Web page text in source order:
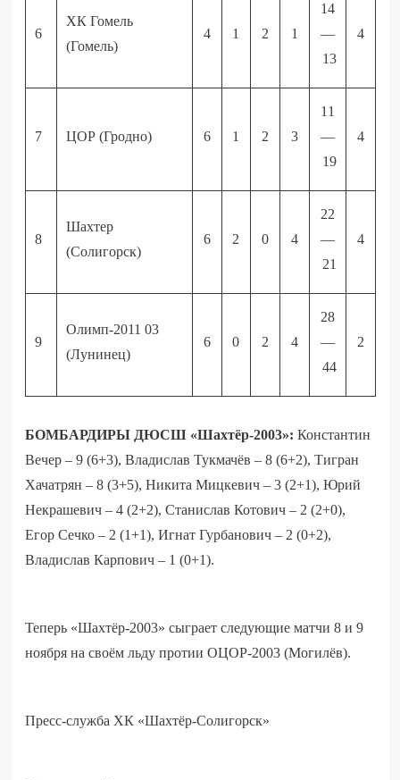
6
ХК Гомель
(Гомель)
4 1 2 1
14
—
13
4
7 ЦОР (Гродно) 6 1 2 3
11
—
19
4
8
Шахтер
(Солигорск)
6 2 0 4
22
—
21
4
9
Олимп-2011 03
(Лунинец)
6 0 2 4
28
—
44
2
БОМБАРДИРЫ ДЮСШ «Шахтёр-2003»: Константин
Вечер – 9 (6+3), Владислав Тукмачёв – 8 (6+2), Тигран
Хачатрян – 8 (3+5), Никита Мицкевич – 3 (2+1), Юрий
Некрашевич – 4 (2+2), Станислав Котович – 2 (2+0),
Егор Сечко – 2 (1+1), Игнат Гурбанович – 2 (0+2),
Владислав Карпович – 1 (0+1).
Теперь «Шахтёр-2003» сыграет следующие матчи 8 и 9
ноября на своём льду протии ОЦОР-2003 (Могилёв).
Пресс-служба ХК «Шахтёр-Солигорск»